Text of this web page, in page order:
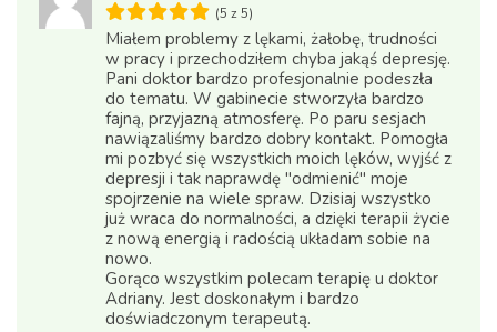
(5 z 5)
Miałem problemy z lękami, żałobę, trudności
w pracy i przechodziłem chyba jakąś depresję.
Pani doktor bardzo profesjonalnie podeszła
do tematu. W gabinecie stworzyła bardzo
fajną, przyjazną atmosferę. Po paru sesjach
nawiązaliśmy bardzo dobry kontakt. Pomogła
mi pozbyć się wszystkich moich lęków, wyjść z
depresji i tak naprawdę "odmienić" moje
spojrzenie na wiele spraw. Dzisiaj wszystko
już wraca do normalności, a dzięki terapii życie
z nową energią i radością układam sobie na
nowo.
Gorąco wszystkim polecam terapię u doktor
Adriany. Jest doskonałym i bardzo
doświadczonym terapeutą.